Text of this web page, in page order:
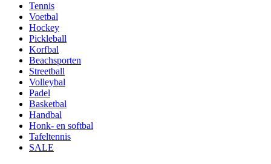
Tennis
Voetbal
Hockey
Pickleball
Korfbal
Beachsporten
Streetball
Volleybal
Padel
Basketbal
Handbal
Honk- en softbal
Tafeltennis
SALE